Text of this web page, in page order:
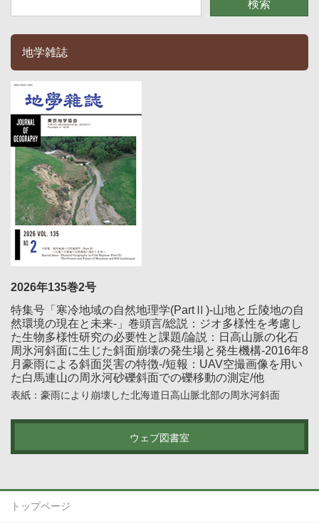
地学雑誌
2026年135巻2号
特集号「寒冷地域の自然地理学(PartⅡ)-山地と丘陵地の自
然環境の現在と未来-」巻頭言/総説：ジオ多様性を考慮し
た生物多様性研究の必要性と課題/論説：日高山脈の化石
周氷河斜面に生じた斜面崩壊の発生場と発生機構-2016年8
月豪雨による斜面災害の特徴-/短報：UAV空撮画像を用い
た白馬連山の周氷河砂礫斜面での礫移動の測定/他
表紙：豪雨により崩壊した北海道日高山脈北部の周氷河斜面
ウェブ図書室
トップページ